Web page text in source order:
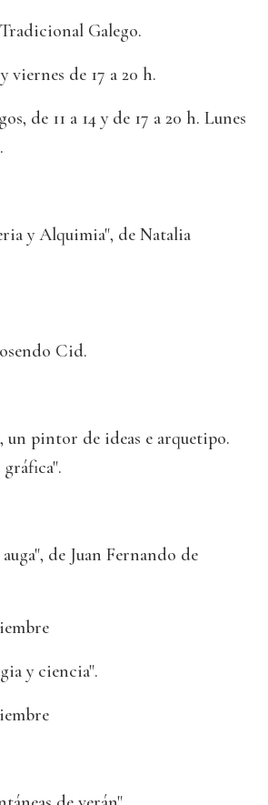
Galego.
viernes de 17 a 20 h.
de 11 a 14 y de 17 a 20 h. Lunes
y Alquimia", de Natalia
Cid.
un pintor de ideas e arquetipo.
de Juan Fernando de
y ciencia".